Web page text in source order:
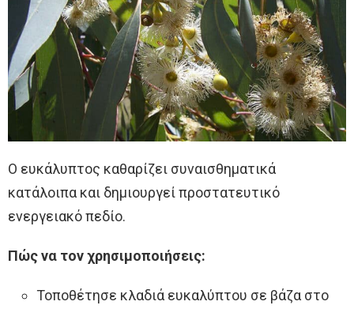
Ο ευκάλυπτος καθαρίζει συναισθηματικά
κατάλοιπα και δημιουργεί προστατευτικό
ενεργειακό πεδίο.
Πώς να τον χρησιμοποιήσεις:
Τοποθέτησε κλαδιά ευκαλύπτου σε βάζα στο